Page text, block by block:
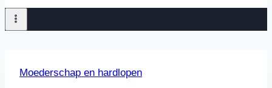
Moederschap en hardlopen